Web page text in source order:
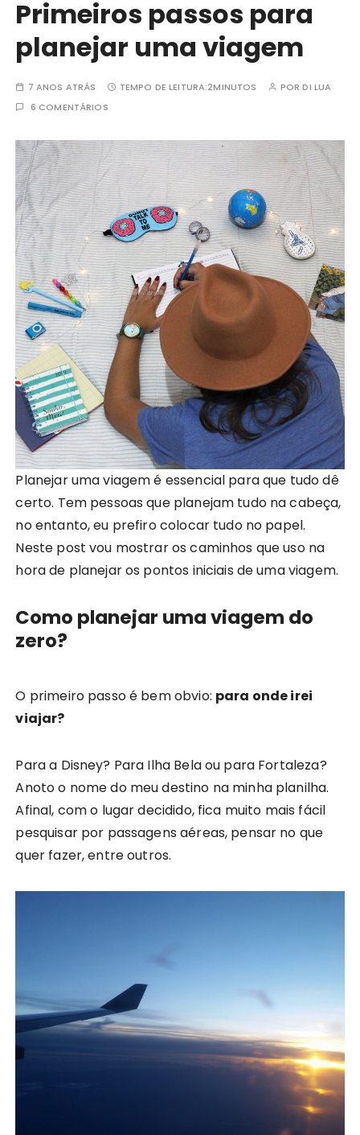
Primeiros passos para
planejar uma viagem
7 ANOS ATRÁS TEMPO DE LEITURA:2MINUTOS PORDI LUA
6 COMENTÁRIOS
Planejar uma viagem é essencial para que tudo dê
certo. Tem pessoas que planejam tudo na cabeça,
no entanto, eu prefiro colocar tudo no papel.
Neste post vou mostrar os caminhos que uso na
hora de planejar os pontos iniciais de uma viagem.
Como planejar uma viagem do
zero?
O primeiro passo é bem obvio: para onde irei
viajar?
Para a Disney? Para Ilha Bela ou para Fortaleza?
Anoto o nome do meu destino na minha planilha.
Afinal, com o lugar decidido, fica muito mais fácil
pesquisar por passagens aéreas, pensar no que
quer fazer, entre outros.